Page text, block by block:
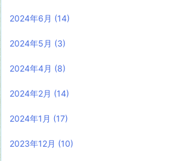
2024年6月 (14)
2024年5月 (3)
2024年4月 (8)
2024年2月 (14)
2024年1月 (17)
2023年12月 (10)